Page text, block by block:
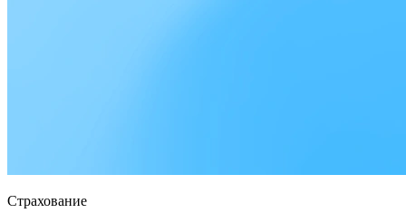
Страхование